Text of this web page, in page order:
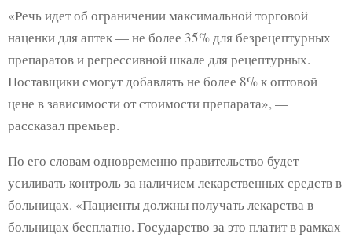
«Речь идет об ограничении максимальной торговой
наценки для аптек — не более 35% для безрецептурных
препаратов и регрессивной шкале для рецептурных.
Поставщики смогут добавлять не более 8% к оптовой
цене в зависимости от стоимости препарата», —
рассказал премьер.
По его словам одновременно правительство будет
усиливать контроль за наличием лекарственных средств в
больницах. «Пациенты должны получать лекарства в
больницах бесплатно. Государство за это платит в рамках